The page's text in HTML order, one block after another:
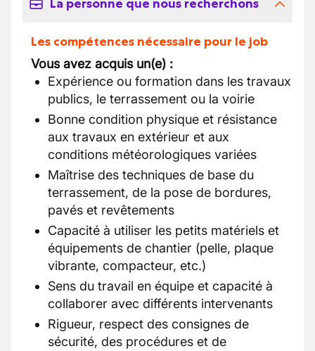
La personne que nous recherchons
Les compétences nécessaire pour le job
Vous avez acquis un(e) :
Expérience ou formation dans les travaux
publics, le terrassement ou la voirie
Bonne condition physique et résistance
aux travaux en extérieur et aux
conditions météorologiques variées
Maîtrise des techniques de base du
terrassement, de la pose de bordures,
pavés et revêtements
Capacité à utiliser les petits matériels et
équipements de chantier (pelle, plaque
vibrante, compacteur, etc.)
Sens du travail en équipe et capacité à
collaborer avec différents intervenants
Rigueur, respect des consignes de
sécurité, des procédures et de